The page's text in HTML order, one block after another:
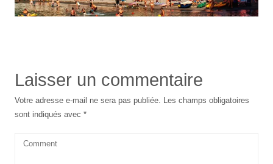
Laisser un commentaire
Votre adresse e-mail ne sera pas publiée.
Les champs obligatoires
sont indiqués avec*